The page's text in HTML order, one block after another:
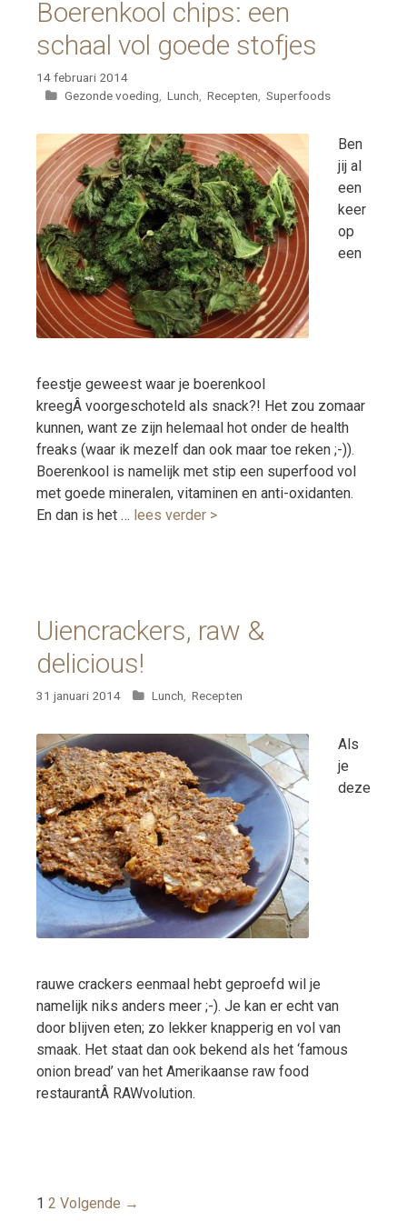
Boerenkool chips: een
schaal vol goede stofjes
14 februari 2014
Categorieën
Gezonde voeding Lunch Recepten Superfoods
Ben
jij al
een
keer
op
een
feestje geweest waar je boerenkool
kreegÂ voorgeschoteld als snack?! Het zou zomaar
kunnen, want ze zijn helemaal hot onder de health
freaks (waar ik mezelf dan ook maar toe reken ;-)).
Boerenkool is namelijk met stip een superfood vol
met goede mineralen, vitaminen en anti-oxidanten.
En dan is het … lees verder >
Uiencrackers, raw &
delicious!
31 januari 2014 Categorieën
Lunch Recepten
Als
je
deze
rauwe crackers eenmaal hebt geproefd wil je
namelijk niks anders meer ;-). Je kan er echt van
door blijven eten; zo lekker knapperig en vol van
smaak. Het staat dan ook bekend als het ‘famous
onion bread’ van het Amerikaanse raw food
restaurantÂ RAWvolution.
Berichtnavigatie
1 2 Volgende →